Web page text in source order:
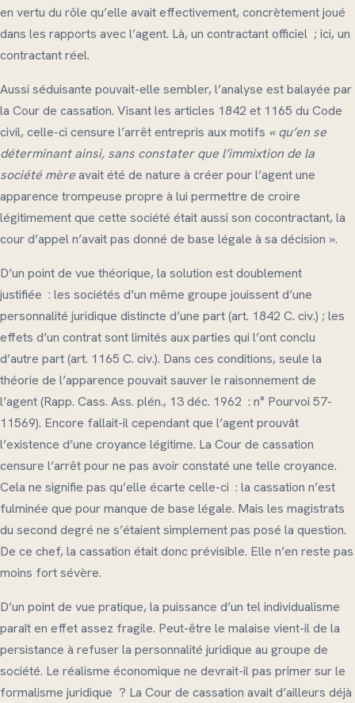
en vertu du rôle qu’elle avait effectivement, concrètement joué
dans les rapports avec l’agent. Là, un contractant officiel ; ici, un
contractant réel.
Aussi séduisante pouvait-elle sembler, l’analyse est balayée par
la Cour de cassation. Visant les articles 1842 et 1165 du Code
civil, celle-ci censure l’arrêt entrepris aux motifs « qu’en se
déterminant ainsi, sans constater que l’immixtion de la
société mèreavait été de nature à créer pour l’agent une
apparence trompeuse propre à lui permettre de croire
légitimement que cette société était aussi son cocontractant, la
cour d’appel n’avait pas donné de base légale à sa décision ».
D’un point de vue théorique, la solution est doublement
justifiée : les sociétés d’un même groupe jouissent d’une
personnalité juridique distincte d’une part (art. 1842 C. civ.) ; les
effets d’un contrat sont limités aux parties qui l’ont conclu
d’autre part (art. 1165 C. civ.). Dans ces conditions, seule la
théorie de l’apparence pouvait sauver le raisonnement de
l’agent (Rapp. Cass. Ass. plén., 13 déc. 1962 : n° Pourvoi 57-
11569). Encore fallait-il cependant que l’agent prouvât
l’existence d’une croyance légitime. La Cour de cassation
censure l’arrêt pour ne pas avoir constaté une telle croyance.
Cela ne signifie pas qu’elle écarte celle-ci : la cassation n’est
fulminée que pour manque de base légale. Mais les magistrats
du second degré ne s’étaient simplement pas posé la question.
De ce chef, la cassation était donc prévisible. Elle n’en reste pas
moins fort sévère.
D’un point de vue pratique, la puissance d’un tel individualisme
paraît en effet assez fragile. Peut-être le malaise vient-il de la
persistance à refuser la personnalité juridique au groupe de
société. Le réalisme économique ne devrait-il pas primer sur le
formalisme juridique ? La Cour de cassation avait d’ailleurs déjà